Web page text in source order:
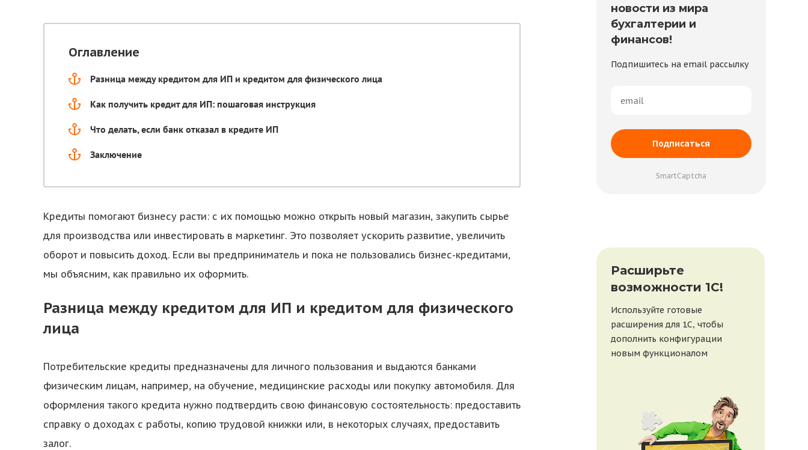
Оглавление
Разница между кредитом для ИП и кредитом для физического лица
Как получить кредит для ИП: пошаговая инструкция
Что делать, если банк отказал в кредите ИП
Заключение
Кредиты помогают бизнесу расти: с их помощью можно открыть новый магазин, закупить сырье
для производства или инвестировать в маркетинг. Это позволяет ускорить развитие, увеличить
оборот и повысить доход. Если вы предприниматель и пока не пользовались бизнес-кредитами,
мы объясним, как правильно их оформить.
Разница между кредитом для ИП и кредитом для физического
лица
Потребительские кредиты предназначены для личного пользования и выдаются банками
физическим лицам, например, на обучение, медицинские расходы или покупку автомобиля. Для
оформления такого кредита нужно подтвердить свою финансовую состоятельность: предоставить
справку о доходах с работы, копию трудовой книжки или, в некоторых случаях, предоставить
залог.
новости из мира
бухгалтерии и
финансов!
Подпишитесь на email рассылку
Подписаться
SmartCaptcha
Расширьте
возможности 1С!
Используйте готовые
расширения для 1С, чтобы
дополнить конфигурации
новым функционалом